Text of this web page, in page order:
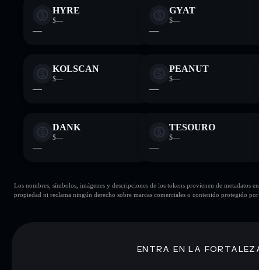
HYRE
$—
—
GYAT
$—
—
KOLSCAN
$—
—
PEANUT
$—
—
DANK
$—
—
TESOURO
$—
—
Los nombres, símbolos, imágenes y descripciones de los tokens provienen de metadatos
propiedad ni reclama ningún derecho sobre marcas comerciales o contenido protegido por
ENTRA EN LA